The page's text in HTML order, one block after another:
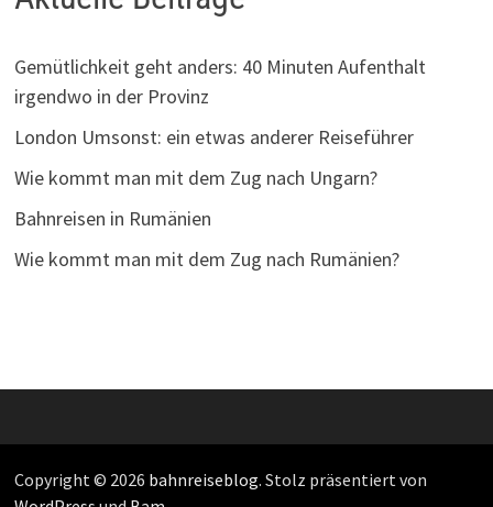
Gemütlichkeit geht anders: 40 Minuten Aufenthalt
irgendwo in der Provinz
London Umsonst: ein etwas anderer Reiseführer
Wie kommt man mit dem Zug nach Ungarn?
Bahnreisen in Rumänien
Wie kommt man mit dem Zug nach Rumänien?
Copyright © 2026 bahnreiseblog. Stolz präsentiert von